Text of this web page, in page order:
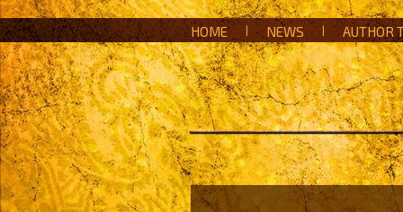
HOME | NEWS | AUTHOR